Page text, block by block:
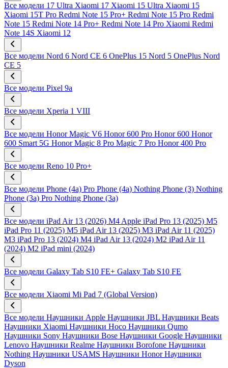
Все модели 17 Ultra Xiaomi 17 Xiaomi 15 Ultra Xiaomi 15
Xiaomi 15T Pro Redmi Note 15 Pro+ Redmi Note 15 Pro Redmi
Note 15 Redmi Note 14 Pro+ Redmi Note 14 Pro Xiaomi Redmi
Note 14S Xiaomi 12
Все модели Nord 6 Nord CE 6 OnePlus 15 Nord 5 OnePlus Nord
CE 5
Все модели Pixel 9a
Все модели Xperia 1 VIII
Все модели Honor Magic V6 Honor 600 Pro Honor 600 Honor
600 Smart 5G Honor Magic 8 Pro Magic 7 Pro Honor 400 Pro
Все модели Reno 10 Pro+
Все модели Phone (4a) Pro Phone (4a) Nothing Phone (3) Nothing
Phone (3a) Pro Nothing Phone (3a)
Все модели iPad Air 13 (2026) M4 Apple iPad Pro 13 (2025) M5
iPad Pro 11 (2025) M5 iPad Air 13 (2025) M3 iPad Air 11 (2025)
M3 iPad Pro 13 (2024) M4 iPad Air 13 (2024) M2 iPad Air 11
(2024) M2 iPad mini (2024)
Все модели Galaxy Tab S10 FE+ Galaxy Tab S10 FE
Все модели Xiaomi Mi Pad 7 (Global Version)
Все модели Наушники Apple Наушники JBL Наушники Beats
Наушники Xiaomi Наушники Hoco Наушники Qumo
Наушники Sony Наушники Bose Наушники Google Наушники
Lenovo Наушники Realme Наушники Borofone Наушники
Nothing Наушники USAMS Наушники Honor Наушники
Dyson